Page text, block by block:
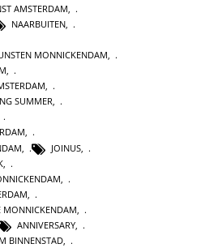
AMSTERDAM
NAARBUITEN,
MONNICKENDAM,
,
,
SUMMER,
,
JOINUS
MONNICKENDAM
ANNIVERSARY
BINNENSTAD